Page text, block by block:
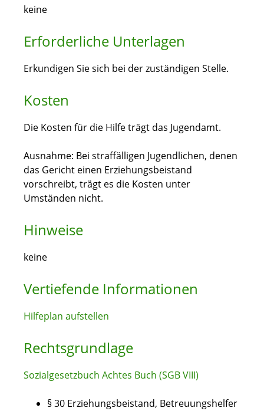
keine
Erforderliche Unterlagen
Erkundigen Sie sich bei der zuständigen Stelle.
Kosten
Die Kosten für die Hilfe trägt das Jugendamt.
Ausnahme: Bei straffälligen Jugendlichen, denen
das Gericht einen Erziehungsbeistand
vorschreibt, trägt es die Kosten unter
Umständen nicht.
Hinweise
keine
Vertiefende Informationen
Hilfeplan aufstellen
Rechtsgrundlage
Sozialgesetzbuch Achtes Buch (SGB VIII)
§ 30 Erziehungsbeistand, Betreuungshelfer